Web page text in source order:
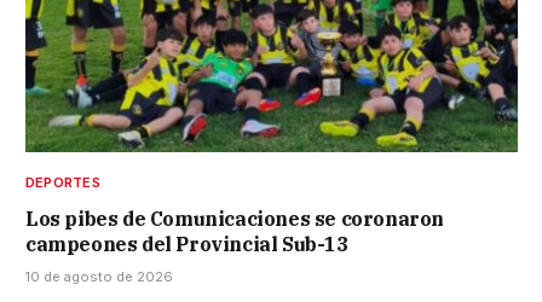
DEPORTES
Los pibes de Comunicaciones se coronaron
campeones del Provincial Sub-13
10 de agosto de 2026